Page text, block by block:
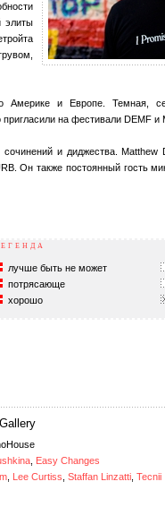
элиты
Америке и Европе. Темная,
на фестивали DEMF и
и диджества.
Он также постоянный гость
лучше быть не может
потрясающе
хорошо
Easy Changes
Lee Curtiss Staffan Linzatti Tecnii